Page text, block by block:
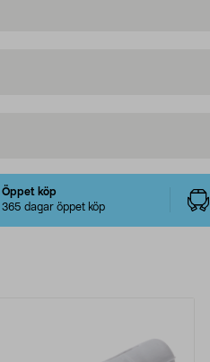
Öppet köp
365 dagar öppet köp